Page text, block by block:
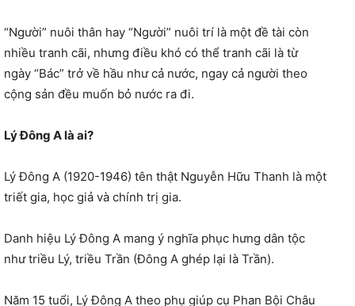
“Người” nuôi thân hay “Người” nuôi trí là một đề tài còn
nhiều tranh cãi, nhưng điều khó có thể tranh cãi là từ
ngày “Bác” trở về hầu như cả nước, ngay cả người theo
cộng sản đều muốn bỏ nước ra đi.
Lý Đông A là ai?
Lý Đông A (1920-1946) tên thật Nguyễn Hữu Thanh là một
triết gia, học giả và chính trị gia.
Danh hiệu Lý Đông A mang ý nghĩa phục hưng dân tộc
như triều Lý, triều Trần (Đông A ghép lại là Trần).
Năm 15 tuổi, Lý Đông A theo phụ giúp cụ Phan Bội Châu